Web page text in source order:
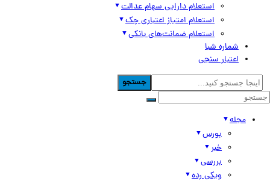
استعلام دارایی سهام عدالت
استعلام امتیاز اعتباری چک
استعلام ضمانت‌های بانکی
شماره شبا
اعتبار سنجی
جستجو
مجله
بورس
خبر
بررسی
ویکی رده